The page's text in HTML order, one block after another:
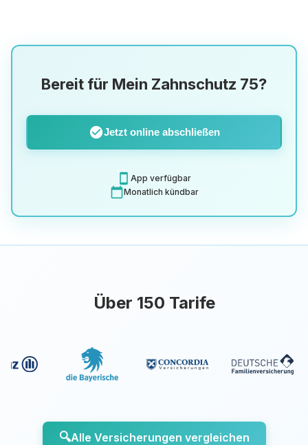
Bereit für Mein Zahnschutz 75?
check_circleJetzt online abschließen
smartphone App verfügbar
calendar_todayMonatlich kündbar
Über 150 Tarife
🔍Alle Versicherungen vergleichen